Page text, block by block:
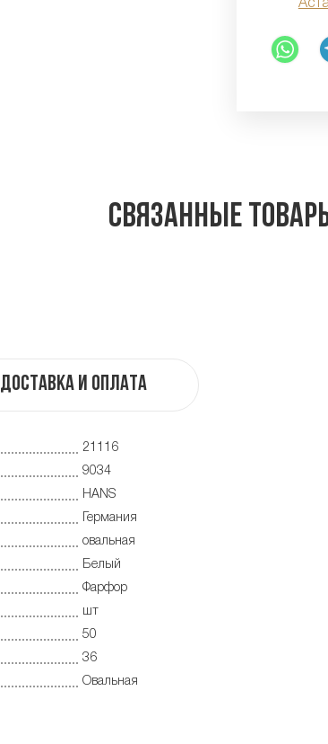
Связанные
Доставка и оплата
21116
9034
HANS
Германия
овальная
Белый
Фарфор
шт
50
36
Овальная